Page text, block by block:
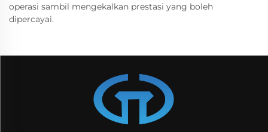
operasi sambil mengekalkan prestasi yang boleh
dipercayai.